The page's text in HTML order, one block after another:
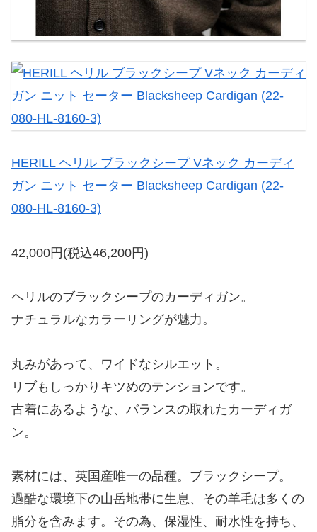
HERILL ヘリル ブラックシープ Vネック カーディ
ガン ニット セーター Blacksheep Cardigan (22-
080-HL-8160-3)
42,000円(税込46,200円)
ヘリルのブラックシープのカーディガン。
ナチュラルなカラーリングが魅力。
丸みがあって、ワイドなシルエット。
リブもしっかりキツめのテンションです。
古着にあるような、バランスの取れたカーディガ
ン。
素材には、英国産唯一の品種。ブラックシープ。
過酷な環境下の山岳地帯に生息、その羊毛は多くの
脂分を含みます。その為、保湿性、耐水性を持ち、